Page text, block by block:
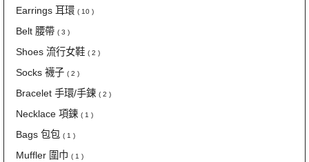
Earrings 耳環 ( 10 )
Belt 腰帶 ( 3 )
Shoes 流行女鞋 ( 2 )
Socks 襪子 ( 2 )
Bracelet 手環/手鍊 ( 2 )
Necklace 項鍊 ( 1 )
Bags 包包 ( 1 )
Muffler 圍巾 ( 1 )